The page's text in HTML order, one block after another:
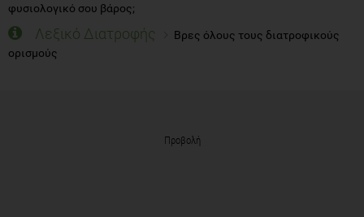
φυσιολογικό σου βάρος;
Λεξικό Διατροφής
Βρες όλους τους διατροφικούς
ορισμούς
Προβολή